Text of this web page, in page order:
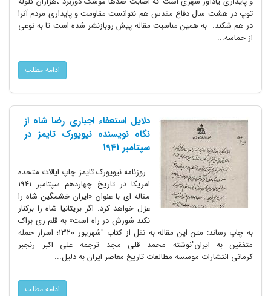
توپ در هشت سال دفاع مقدس هم نتوانست مقاومت و پایداری مردم آنرا
در هم شکند. به همین مناسبت مقاله پیش روبازنشر شده است تا به نوعی
از حماسه...
ادامه مطلب
دلایل استعفاء اجباری رضا شاه از
نگاه نویسنده نیویورک تایمز در
سپتامبر 1941
: روزنامه نیویورک تایمز چاپ ایالات متحده
امریکا در تاریخ چهاردهم سپتامبر ۱۹۴۱
مقاله ای با عنوان «ایران خشمگین شاه را
عزل خواهد کرد. اگر بریتانیا شاه را برکنار
نکند شورش در راه است» به قلم ری براک
به چاپ رساند: متن این مقاله به نقل از کتاب "شهریور ۱۳۲۰؛ اسرار حمله
متفقین به ایران"نوشته محمد قلی مجد ترجمه علی اکبر رنجبر
کرمانی انتشارات موسسه مطالعات تاریخ معاصر ایران به دلیل...
ادامه مطلب